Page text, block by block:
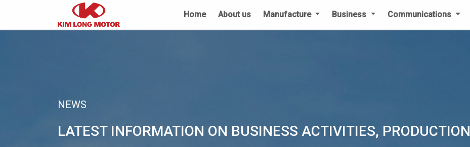
Home About us Manufacture Business Communications
NEWS
LATEST INFORMATION ON BUSINESS ACTIVITIES, PRODUCTION